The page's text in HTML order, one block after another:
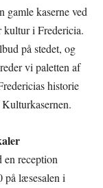
gamle kaserne ved
i Fredericia.
på stedet, og
vi paletten af
historie
en reception
på læsesalen i